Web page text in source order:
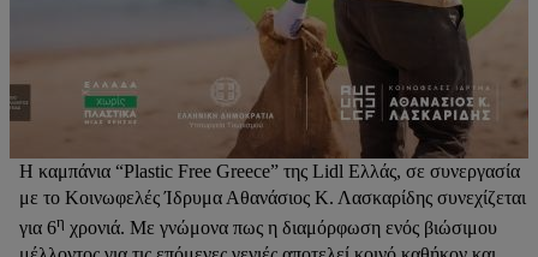
Η καμπάνια “Plastic Free Greece” της Lidl Ελλάς, σε συνεργασία
με το Κοινωφελές Ίδρυμα Αθανάσιος Κ. Λασκαρίδης συνεχίζεται
για 6η χρονιά. Με γνώμονα πως η διαμόρφωση ενός βιώσιμου